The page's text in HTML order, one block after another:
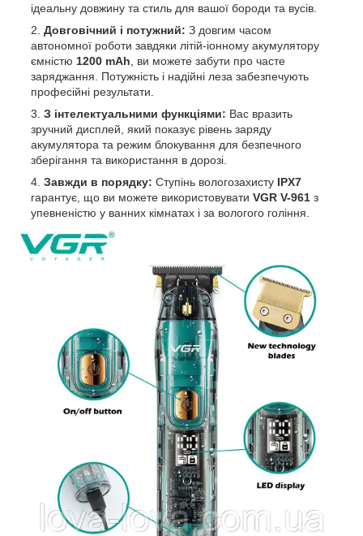
ідеальну довжину та стиль для вашої бороди та вусів.
Довговічний і потужний: З довгим часом
автономної роботи завдяки літій-іонному акумулятору
ємністю 1200 mAh , ви можете забути про часте
заряджання. Потужність і надійні леза забезпечують
професійні результати.
З інтелектуальними функціями: Вас вразить
зручний дисплей, який показує рівень заряду
акумулятора та режим блокування для безпечного
зберігання та використання в дорозі.
Завжди в порядку: Ступінь вологозахисту IPX7
гарантує, що ви можете використовувати VGR V-961 з
упевненістю у ванних кімнатах і за вологого гоління.